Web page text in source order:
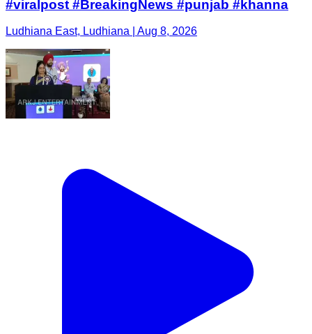
#viralpost #BreakingNews #punjab #khanna
Ludhiana East, Ludhiana | Aug 8, 2026